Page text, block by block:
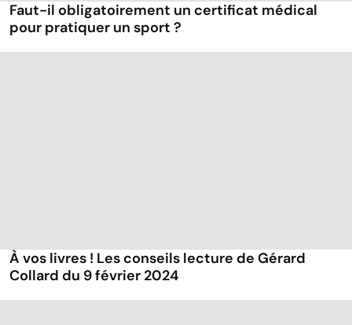
Faut-il obligatoirement un certificat médical
pour pratiquer un sport ?
À vos livres ! Les conseils lecture de Gérard
Collard du 9 février 2024